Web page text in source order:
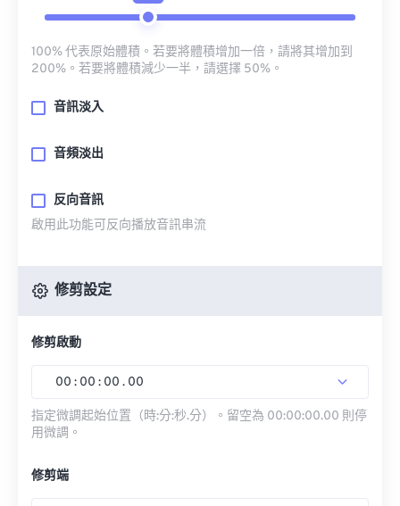
100% 代表原始體積。若要將體積增加一倍，請將其增加到
200%。若要將體積減少一半，請選擇 50%。
音訊淡入
音頻淡出
反向音訊
啟用此功能可反向播放音訊串流
修剪設定
修剪啟動
00 : 00 : 00 . 00
指定微調起始位置（時:分:秒.分）。留空為 00:00:00.00 則停
用微調。
修剪端